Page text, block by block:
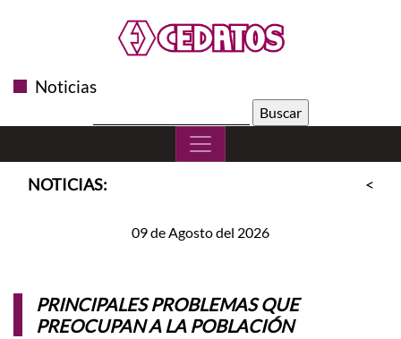
Noticias
NOTICIAS: <<
09 de Agosto del 2026
PRINCIPALES PROBLEMAS QUE
PREOCUPAN A LA POBLACIÓN